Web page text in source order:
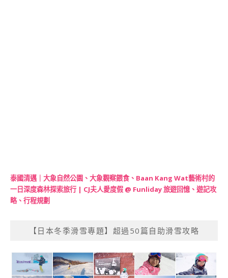
泰國清邁｜大象自然公園、大象觀察餵食、Baan Kang Wat藝術村的
一日深度森林探索旅行 | CJ夫人愛度假 @ Funliday 旅遊回憶、遊記攻
略、行程規劃
【日本冬季滑雪專題】超過50篇自助滑雪攻略